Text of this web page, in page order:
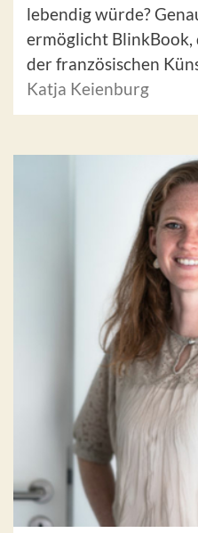
lebendig würde?
ermöglicht
der französischen
Katja Keienburg